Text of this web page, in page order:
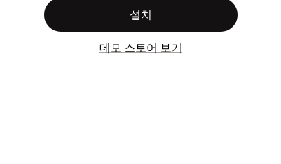
설치
데모 스토어 보기